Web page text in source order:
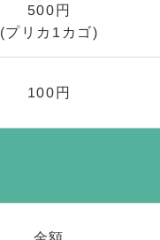
500円
(プリカ1カゴ)
100円